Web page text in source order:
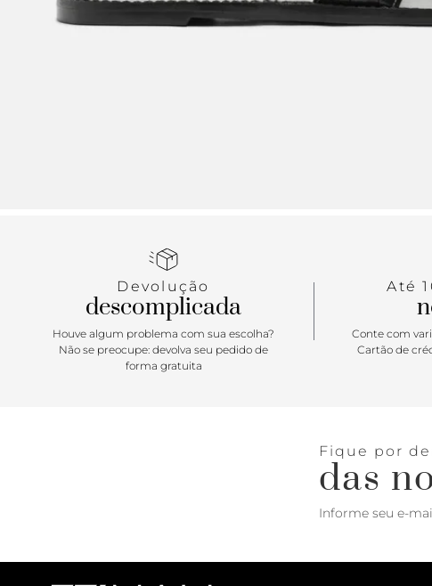
Devolução
descomplicada
Houve algum problema com sua escolha?
Não se preocupe: devolva seu pedido de
forma gratuita
Até
Conte com
Cartão de
Fique por
das
Informe seu e-